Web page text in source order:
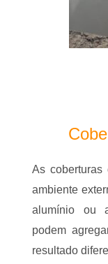
As coberturas
ambiente
alumínio ou
podem
resultado